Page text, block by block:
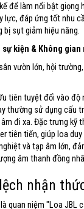
để làm nổi bật giọng
lực, đáp ứng tốt nhu
bị sụt giảm hiệu năng.
sự kiện & Không
vườn lớn, hội
tiên tuyệt đối vào độ
thường sử dụng cấu
âm đi xa. Đặc trưng kỹ
tiên tiến, giúp loa
và tạp âm lớn,
âm thanh đồng
nhận
quan niệm "Loa JBL